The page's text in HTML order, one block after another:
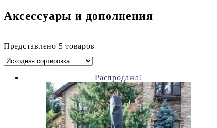
Аксессуары и дополнения
Представлено 5 товаров
Распродажа!